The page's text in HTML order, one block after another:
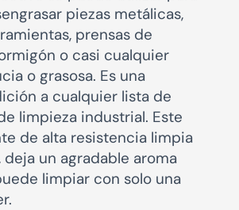
piezas metálicas,
prensas de
o casi cualquier
o grasosa. Es una
a cualquier lista de
limpieza industrial. Este
de alta resistencia limpia
deja un agradable aroma
limpiar con solo una